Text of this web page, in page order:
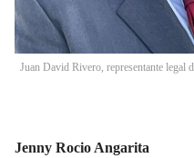
Juan David Rivero, representante legal
Jenny Rocio Angarita